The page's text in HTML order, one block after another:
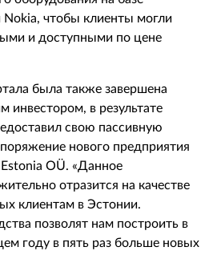
Nokia, чтобы клиенты могли
и доступными по цене
была также завершена
инвестором, в результате
свою пассивную
нового предприятия
OÜ. «Данное
отразится на качестве
клиентам в Эстонии.
позволят нам построить в
году в пять раз больше новых